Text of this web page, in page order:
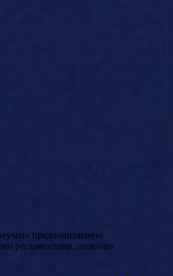
предпочитаемую
регламентами, позволят